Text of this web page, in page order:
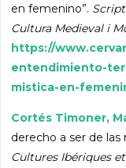
en femenino”.
Cultura Medieval i
https://
entendimiento-
mistica-en-
Cortés Timoner,
derecho a ser de las
Cultures Ibériques